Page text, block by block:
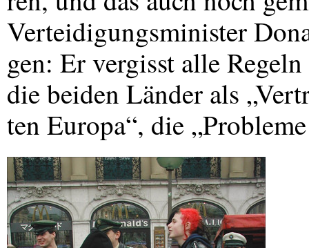
Verteidigungsminister
gen: Er vergisst alle
die beiden Länder als
ten Europa“, die